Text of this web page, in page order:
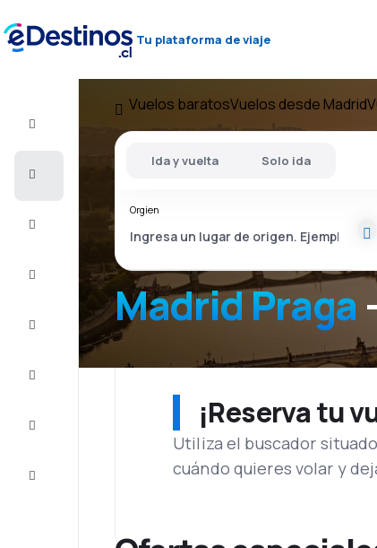
Tu plataforma de viaje
Alojamientos
Ofertas
Completa
Vuelos baratosVuelos desde Madrid
Madrid Praga
Ida y vuelta Solo ida
Orgien
¡Reserva tu
Utiliza el buscador
cuándo quieres volar y